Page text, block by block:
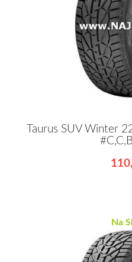
Taurus SUV Winter
Na